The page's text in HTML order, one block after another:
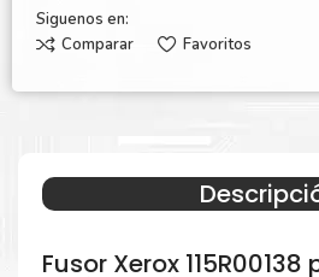
Siguenos en:
Comparar
Favoritos
Fusor Xerox